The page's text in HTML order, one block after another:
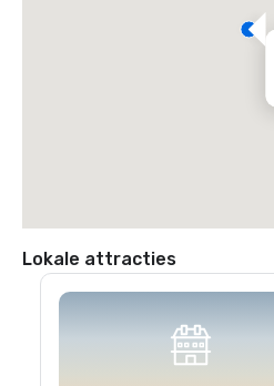
Lokale attracties